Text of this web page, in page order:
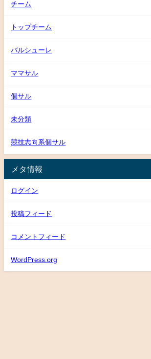
チーム
トップチーム
バルシューレ
ママサル
個サル
未分類
競技志向系個サル
メタ情報
ログイン
投稿フィード
コメントフィード
WordPress.org